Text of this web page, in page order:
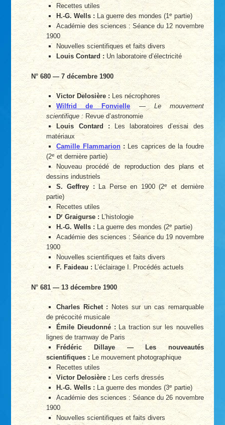
Recettes utiles
H.-G. Wells :La guerre des mondes (1e partie)
Académie des sciences : Séance du 12 novembre
1900
Nouvelles scientifiques et faits divers
Louis Contard :Un laboratoire d’électricité
N° 680 — 7 décembre 1900
Victor Delosière :Les nécrophores
Wilfrid de Fonvielle— Le mouvement
scientifique : Revue d’astronomie
Louis Contard :Les laboratoires d’essai des
matériaux
Camille Flammarion:Les caprices de la foudre
(2eet dernière partie)
Nouveau procédé de reproduction des plans et
dessins industriels
S. Geffrey :La Perse en 1900 (2e et dernière
partie)
Recettes utiles
Dr Graigurse : L’histologie
H.-G. Wells : La guerre des mondes (2e partie)
Académie des sciences : Séance du 19 novembre
1900
Nouvelles scientifiques et faits divers
F. Faideau :L’éclairage I. Procédés actuels
N° 681 — 13 décembre 1900
Charles Richet :Notes sur un cas remarquable
de précocité musicale
Émile Dieudonné :La traction sur les nouvelles
lignes de tramway de Paris
Frédéric Dillaye — Les nouveautés
scientifiques : Le mouvement photographique
Recettes utiles
Victor Delosière :Les cerfs dressés
H.-G. Wells :La guerre des mondes (3e partie)
Académie des sciences : Séance du 26 novembre
1900
Nouvelles scientifiques et faits divers